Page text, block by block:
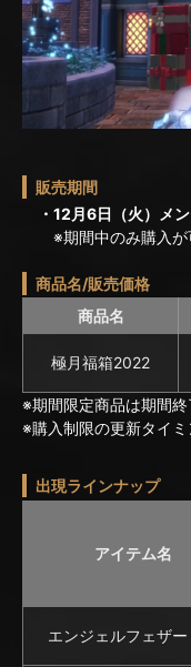
販売期間
・12月6日（火）メ
※期間中のみ購入が
商品名/販売価格
商品名
極月福箱2022
※期間限定商品は期間終
※購入制限の更新タイ
出現ラインナップ
アイテム名
エンジェルフェザー